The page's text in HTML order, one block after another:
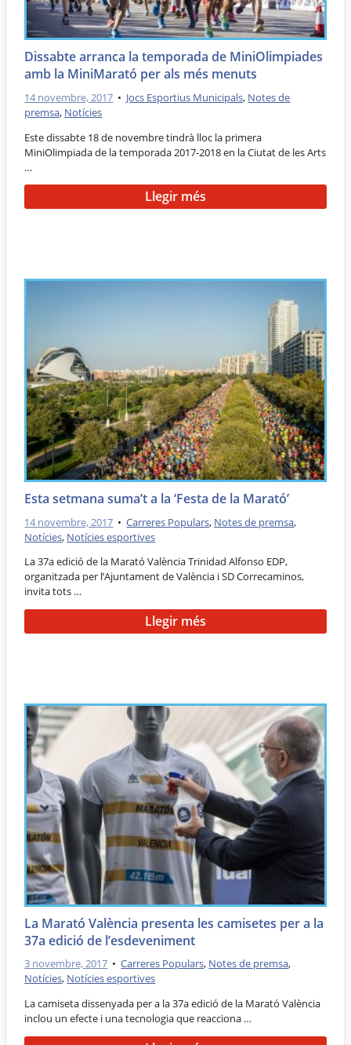
Dissabte arranca la temporada de MiniOlimpiades
amb la MiniMarató per als més menuts
14 novembre, 2017 • Jocs Esportius Municipals, Notes de
premsa, Notícies
Este dissabte 18 de novembre tindrà lloc la primera
MiniOlimpiada de la temporada 2017-2018 en la Ciutat de les Arts
…
Llegir més
Esta setmana suma’t a la ‘Festa de la Marató’
14 novembre, 2017 •Carreres Populars, Notes de premsa,
Notícies, Notícies esportives
La 37a edició de la Marató València Trinidad Alfonso EDP,
organitzada per l’Ajuntament de València i SD Correcaminos,
invita tots …
Llegir més
La Marató València presenta les camisetes per a la
37a edició de l’esdeveniment
3 novembre, 2017 •Carreres Populars, Notes de premsa,
Notícies, Notícies esportives
La camiseta dissenyada per a la 37a edició de la Marató València
inclou un efecte i una tecnologia que reacciona …